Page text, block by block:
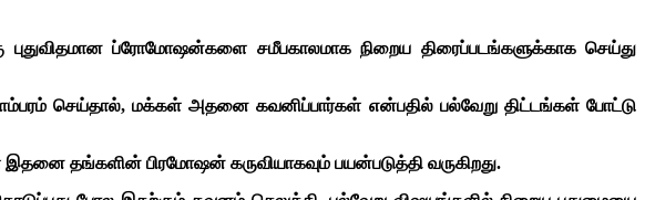
ப்ரோமோஷன்களை சமீபகாலமாக நிறைய திரைப்படங்களுக்காக செய்து
செய்தால், மக்கள் அதனை கவனிப்பார்கள் என்பதில் பல்வேறு திட்டங்கள் போட்டு
தங்களின் பிரமோஷன் கருவியாகவும் பயன்படுத்தி வருகிறது.